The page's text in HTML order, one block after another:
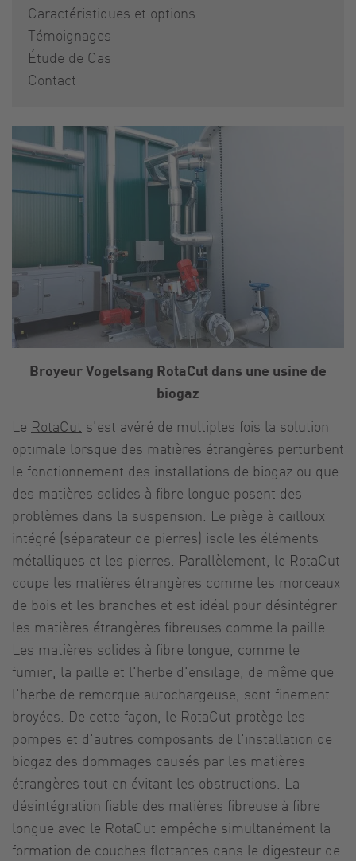
Caractéristiques et options
Témoignages
Étude de Cas
Contact
Le RotaCut s'est avéré de multiples fois la solution
optimale lorsque des matières étrangères perturbent
le fonctionnement des installations de biogaz ou que
des matières solides à fibre longue posent des
problèmes dans la suspension. Le piège à cailloux
intégré (séparateur de pierres) isole les éléments
métalliques et les pierres. Parallèlement, le RotaCut
coupe les matières étrangères comme les morceaux
de bois et les branches et est idéal pour désintégrer
les matières étrangères fibreuses comme la paille.
Les matières solides à fibre longue, comme le
fumier, la paille et l'herbe d'ensilage, de même que
l'herbe de remorque autochargeuse, sont finement
broyées. De cette façon, le RotaCut protège les
pompes et d'autres composants de l'installation de
biogaz des dommages causés par les matières
étrangères tout en évitant les obstructions. La
désintégration fiable des matières fibreuse à fibre
longue avec le RotaCut empêche simultanément la
formation de couches flottantes dans le digesteur de
Broyeur Vogelsang RotaCut dans une usine de
biogaz